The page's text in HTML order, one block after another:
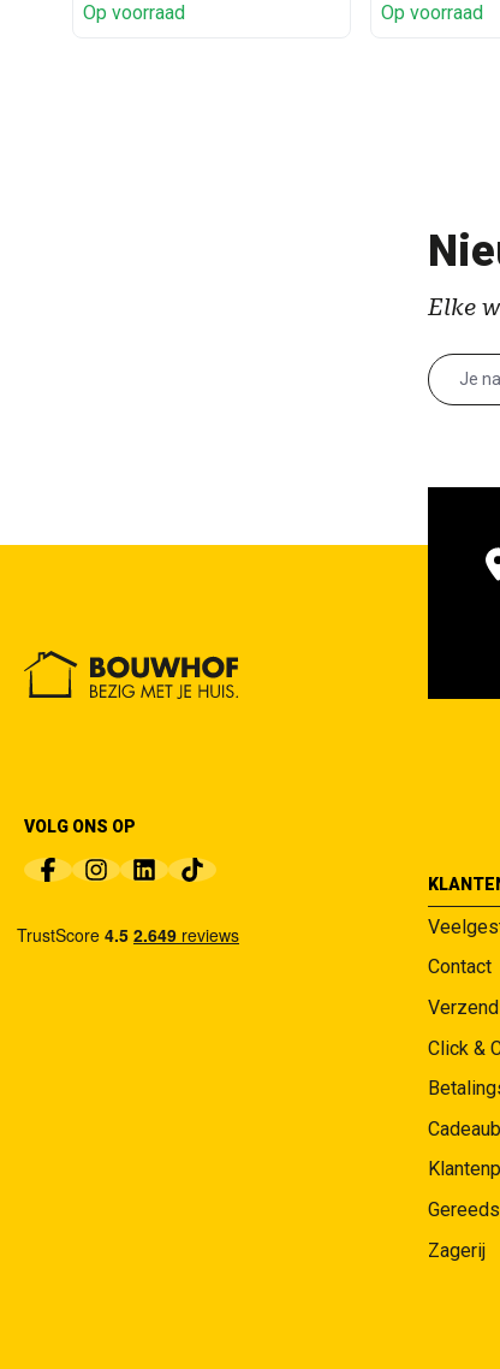
Op voorraad Op voorraad
Elke
VOLG ONS OP
Contact
Click &
Zagerij